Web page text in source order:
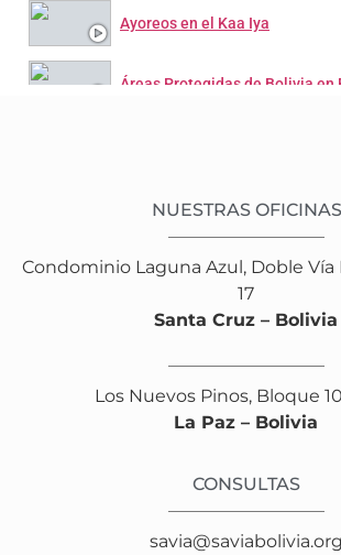
Ayoreos en el Kaa Iya
Áreas Protegidas de Bolivia en
Jaguar
Multiplicador ambiental Puerto
NUESTRAS OFICINAS
Condominio Laguna Azul, Doble Vía
17
Santa Cruz – Bolivia
Los Nuevos Pinos, Bloque
La Paz – Bolivia
CONSULTAS
savia@saviabolivia.org